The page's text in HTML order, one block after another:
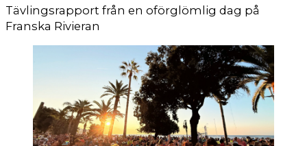
Tävlingsrapport från en oförglömlig dag på
Franska Rivieran